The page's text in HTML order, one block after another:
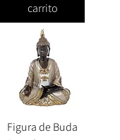
carrito
Figura de Buda